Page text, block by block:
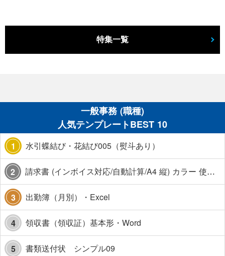
特集一覧
一般事務 (職種)
人気テンプレートBEST 10
1 水引蝶結び・花結び005（熨斗あり）
2 請求書 (インボイス対応/自動計算/A4 縦) カラー 使い方解説あり
3 出勤簿（月別）・Excel
4 領収書（領収証）基本形・Word
5 書類送付状 シンプル09